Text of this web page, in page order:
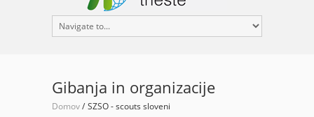
Gibanja in organizacije
Domov SZSO - scouts sloveni